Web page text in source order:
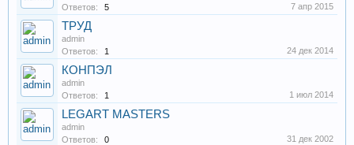
Ответов:
5 7 апр 2015
ТРУД
admin
Ответов:
1 24 дек 2014
КОНПЭЛ
admin
Ответов:
1 1 июл 2014
LEGART MASTERS
admin
Ответов:
0 31 дек 2002